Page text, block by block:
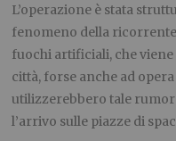
L’operazione è stata
fenomeno della
fuochi artificiali, che
città, forse anche ad
utilizzerebbero tale
l’arrivo sulle piazze di